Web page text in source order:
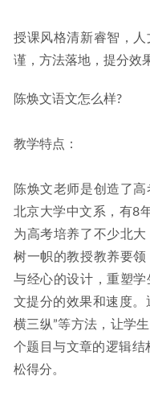
授课风格清新睿智，
谨，方法落地，提分效
陈焕文语文怎么样?
教学特点：
陈焕文老师是创造了
北京大学中文系，有8
为高考培养了不少北
树一帜的教授教养要
与经心的设计，重塑
文提分的效果和速度。
横三纵”等方法，让学
个题目与文章的逻辑结
松得分。